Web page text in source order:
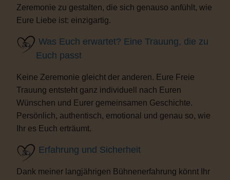
Zeremonie zu gestalten, die sich genauso anfühlt, wie
Eure Liebe ist: einzigartig.
Was Euch erwartet? Eine Trauung, die zu
Euch passt
Keine Zeremonie gleicht der anderen. Eure Freie
Trauung entsteht ganz individuell nach Euren
Wünschen und Eurer gemeinsamen Geschichte.
Persönlich, authentisch, emotional und genau so, wie
Ihr es Euch erträumt.
Erfahrung und Sicherheit
Dank meiner langjährigen Bühnenerfahrung könnt Ihr